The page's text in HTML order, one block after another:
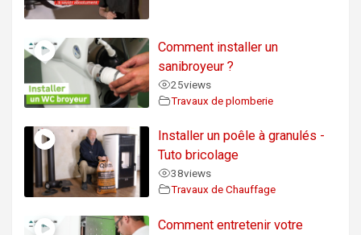
Comment installer un
sanibroyeur ?
25views
Travaux de plomberie
Installer un poêle à granulés -
Tuto bricolage
38views
Travaux de Chauffage
Comment entretenir votre